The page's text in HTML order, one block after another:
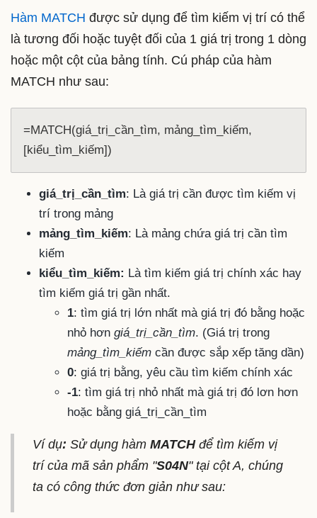
Hàm MATCH được sử dụng để tìm kiếm vị trí có thể
là tương đối hoặc tuyệt đối của 1 giá trị trong 1 dòng
hoặc một cột của bảng tính. Cú pháp của hàm
MATCH như sau:
=MATCH(giá_trị_cần_tìm, mảng_tìm_kiếm,
[kiểu_tìm_kiếm])
giá_trị_cần_tìm: Là giá trị cần được tìm kiếm vị
trí trong mảng
mảng_tìm_kiếm: Là mảng chứa giá trị cần tìm
kiếm
kiểu_tìm_kiếm: Là tìm kiếm giá trị chính xác hay
tìm kiếm giá trị gần nhất.
1: tìm giá trị lớn nhất mà giá trị đó bằng hoặc
nhỏ hơn giá_trị_cần_tìm. (Giá trị trong
mảng_tìm_kiếm cần được sắp xếp tăng dần)
0: giá trị bằng, yêu cầu tìm kiếm chính xác
-1: tìm giá trị nhỏ nhất mà giá trị đó lơn hơn
hoặc bằng giá_trị_cần_tìm
Ví dụ: Sử dụng hàm MATCHđể tìm kiếm vị
trí của mã sản phẩm "S04N" tại cột A, chúng
ta có công thức đơn giản như sau: